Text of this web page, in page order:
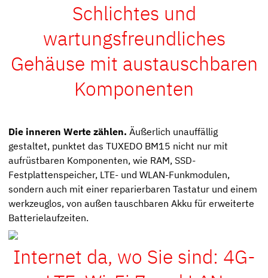
Schlichtes und
wartungsfreundliches
Gehäuse mit austauschbaren
Komponenten
Die inneren Werte zählen. Äußerlich unauffällig
gestaltet, punktet das TUXEDO BM15 nicht nur mit
aufrüstbaren Komponenten, wie RAM, SSD-
Festplattenspeicher, LTE- und WLAN-Funkmodulen,
sondern auch mit einer reparierbaren Tastatur und einem
werkzeuglos, von außen tauschbaren Akku für erweiterte
Batterielaufzeiten.
Internet da, wo Sie sind: 4G-